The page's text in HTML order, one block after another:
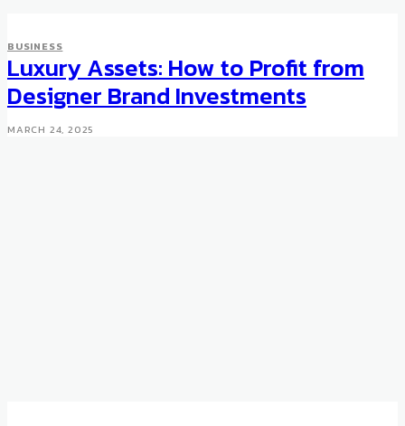
BUSINESS
Luxury Assets: How to Profit from
Designer Brand Investments
MARCH 24, 2025